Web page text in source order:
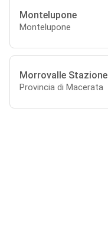
Montelupone
Montelupone
Morrovalle Stazione
Provincia di Macerata